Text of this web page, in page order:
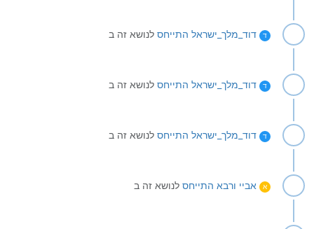
ד דוד_מלך_ישראל התייחס לנושא זה ב
ד דוד_מלך_ישראל התייחס לנושא זה ב
ד דוד_מלך_ישראל התייחס לנושא זה ב
א אביי ורבא התייחס לנושא זה ב